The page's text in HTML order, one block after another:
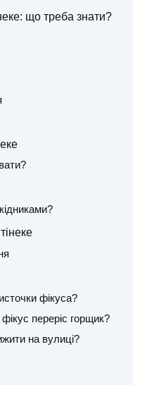
що треба знати?
фікуса?
переріс горщик?
на вулиці?